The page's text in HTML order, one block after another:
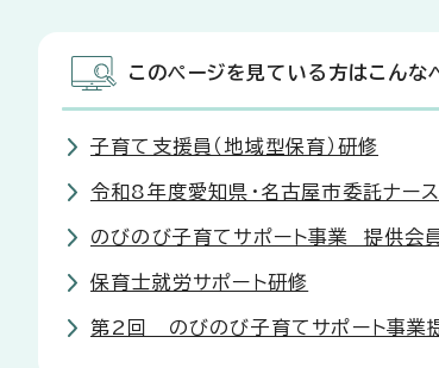
このページを見ている方はこんな
子育て支援員（地域型保育）研修
令和8年度愛知県・名古屋市委託ナー
のびのび子育てサポート事業 提供会
保育士就労サポート研修
第2回 のびのび子育てサポート事業